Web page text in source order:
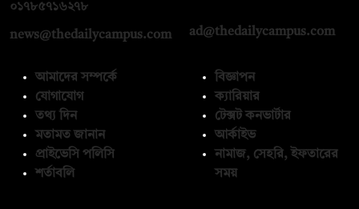
০১৭৮৫৭১৬২৭৮
news@thedailycampus.com ad@thedailycampus.com
আমাদের সম্পর্কে
যোগাযোগ
তথ্য দিন
মতামত জানান
প্রাইভেসি পলিসি
শর্তাবলি
বিজ্ঞাপন
ক্যারিয়ার
টেক্সট কনভার্টার
আর্কাইভ
নামাজ, সেহরি, ইফতারের
সময়